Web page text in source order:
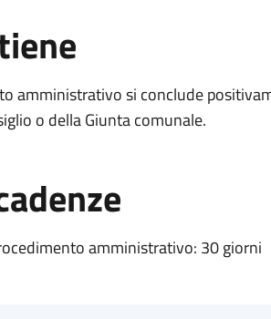
amministrativo si conclude
o della Giunta comunale.
amministrativo: 30 giorni